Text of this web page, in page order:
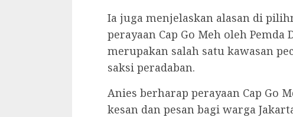
Ia juga menjelaskan alasan di
perayaan Cap Go Meh oleh
merupakan salah satu kawasan
saksi peradaban.
Anies berharap perayaan Cap Go
kesan dan pesan bagi warga